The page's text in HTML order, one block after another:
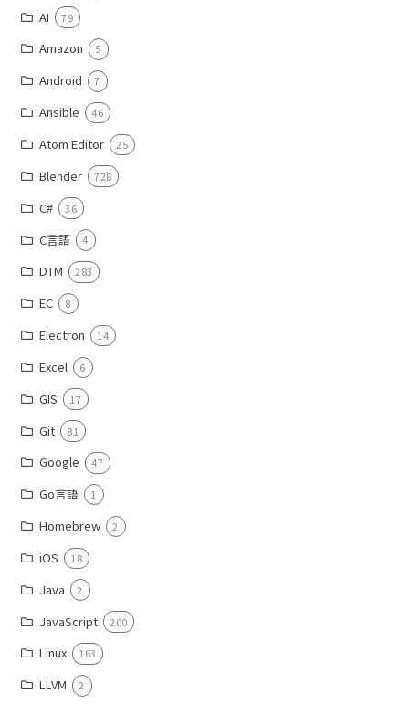
AI 79
Amazon 5
Android 7
Ansible 46
Atom Editor 25
Blender 728
C# 36
C言語 4
DTM 283
EC 8
Electron 14
Excel 6
GIS 17
Git 81
Google 47
Go言語 1
Homebrew 2
iOS 18
Java 2
JavaScript 200
Linux 163
LLVM 2